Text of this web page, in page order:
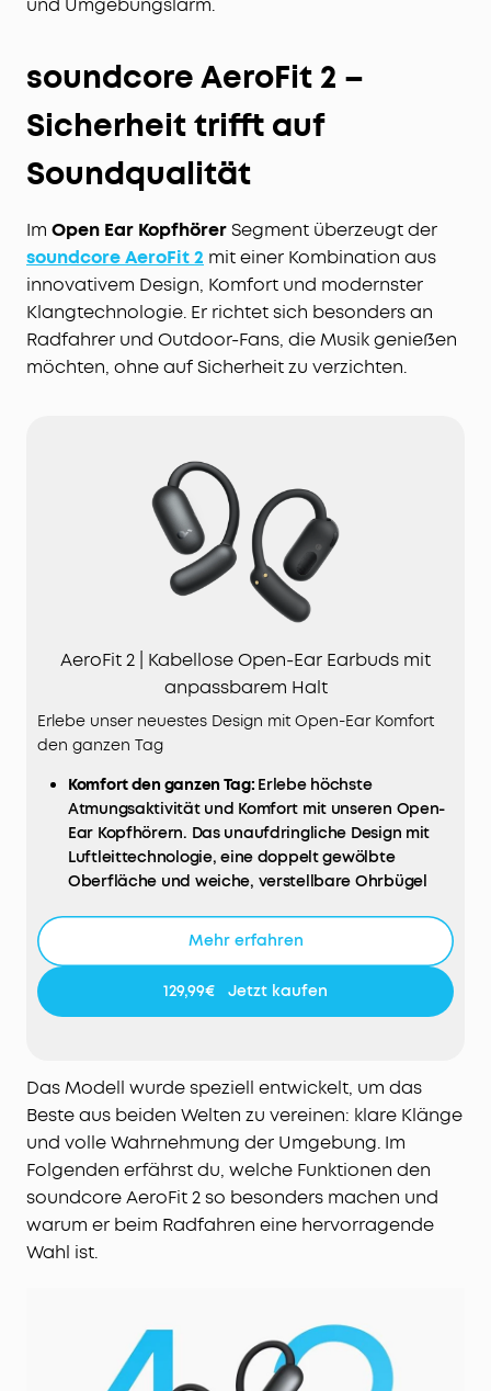
und Umgebungslärm.
soundcore AeroFit 2 –
Sicherheit trifft auf
Soundqualität
Im Open Ear KopfhörerSegment überzeugt der
soundcore AeroFit 2 mit einer Kombination aus
innovativem Design, Komfort und modernster
Klangtechnologie. Er richtet sich besonders an
Radfahrer und Outdoor-Fans, die Musik genießen
möchten, ohne auf Sicherheit zu verzichten.
AeroFit 2 | Kabellose Open-Ear Earbuds mit
anpassbarem Halt
Erlebe unser neuestes Design mit Open-Ear Komfort
den ganzen Tag
Komfort den ganzen Tag: Erlebe höchste
Atmungsaktivität und Komfort mit unseren Open-
Ear Kopfhörern. Das unaufdringliche Design mit
Luftleittechnologie, eine doppelt gewölbte
Oberfläche und weiche, verstellbare Ohrbügel
Verbunden bleiben:Von Gesprächen bis hin zum
Kopfhörern weißt du immer, was um dich herum
Racetrack-Treiber und die von soundcore
entwickelte BassTurbo-Technologie sorgen für
tiefe Bässe, klare Mitten und lebendige Höhen.
Freue dich auf kabellosen Hi-Res-Klang, verfeinert
durch LDAC.
Kristallklare Anrufe:4 strahlformende Mikrofone
und ein hochmoderner KI-Algorithmus erfassen
deine Stimme und filtern gleichzeitig den Lärm
Müheloses Laden für längere Spielzeit:Lege das
Case auf ein kabelloses Ladegerät für einfaches
Laden ohne Verheddern. Einmal laden bietet 10h
Mehr erfahren
129,99€ Jetzt kaufen
Das Modell wurde speziell entwickelt, um das
Beste aus beiden Welten zu vereinen: klare Klänge
und volle Wahrnehmung der Umgebung. Im
Folgenden erfährst du, welche Funktionen den
soundcore AeroFit 2 so besonders machen und
warum er beim Radfahren eine hervorragende
Wahl ist.